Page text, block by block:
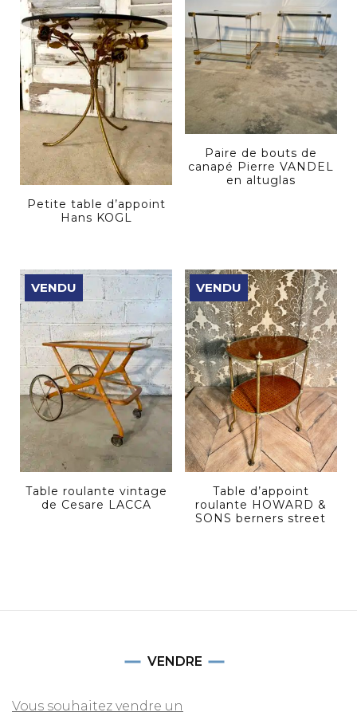
Petite table d’appoint
Hans KOGL
Paire de bouts de
canapé Pierre VANDEL
en altuglas
VENDU
Table roulante vintage
de Cesare LACCA
VENDU
Table d’appoint
roulante HOWARD &
SONS berners street
VENDRE
Vous souhaitez vendre un